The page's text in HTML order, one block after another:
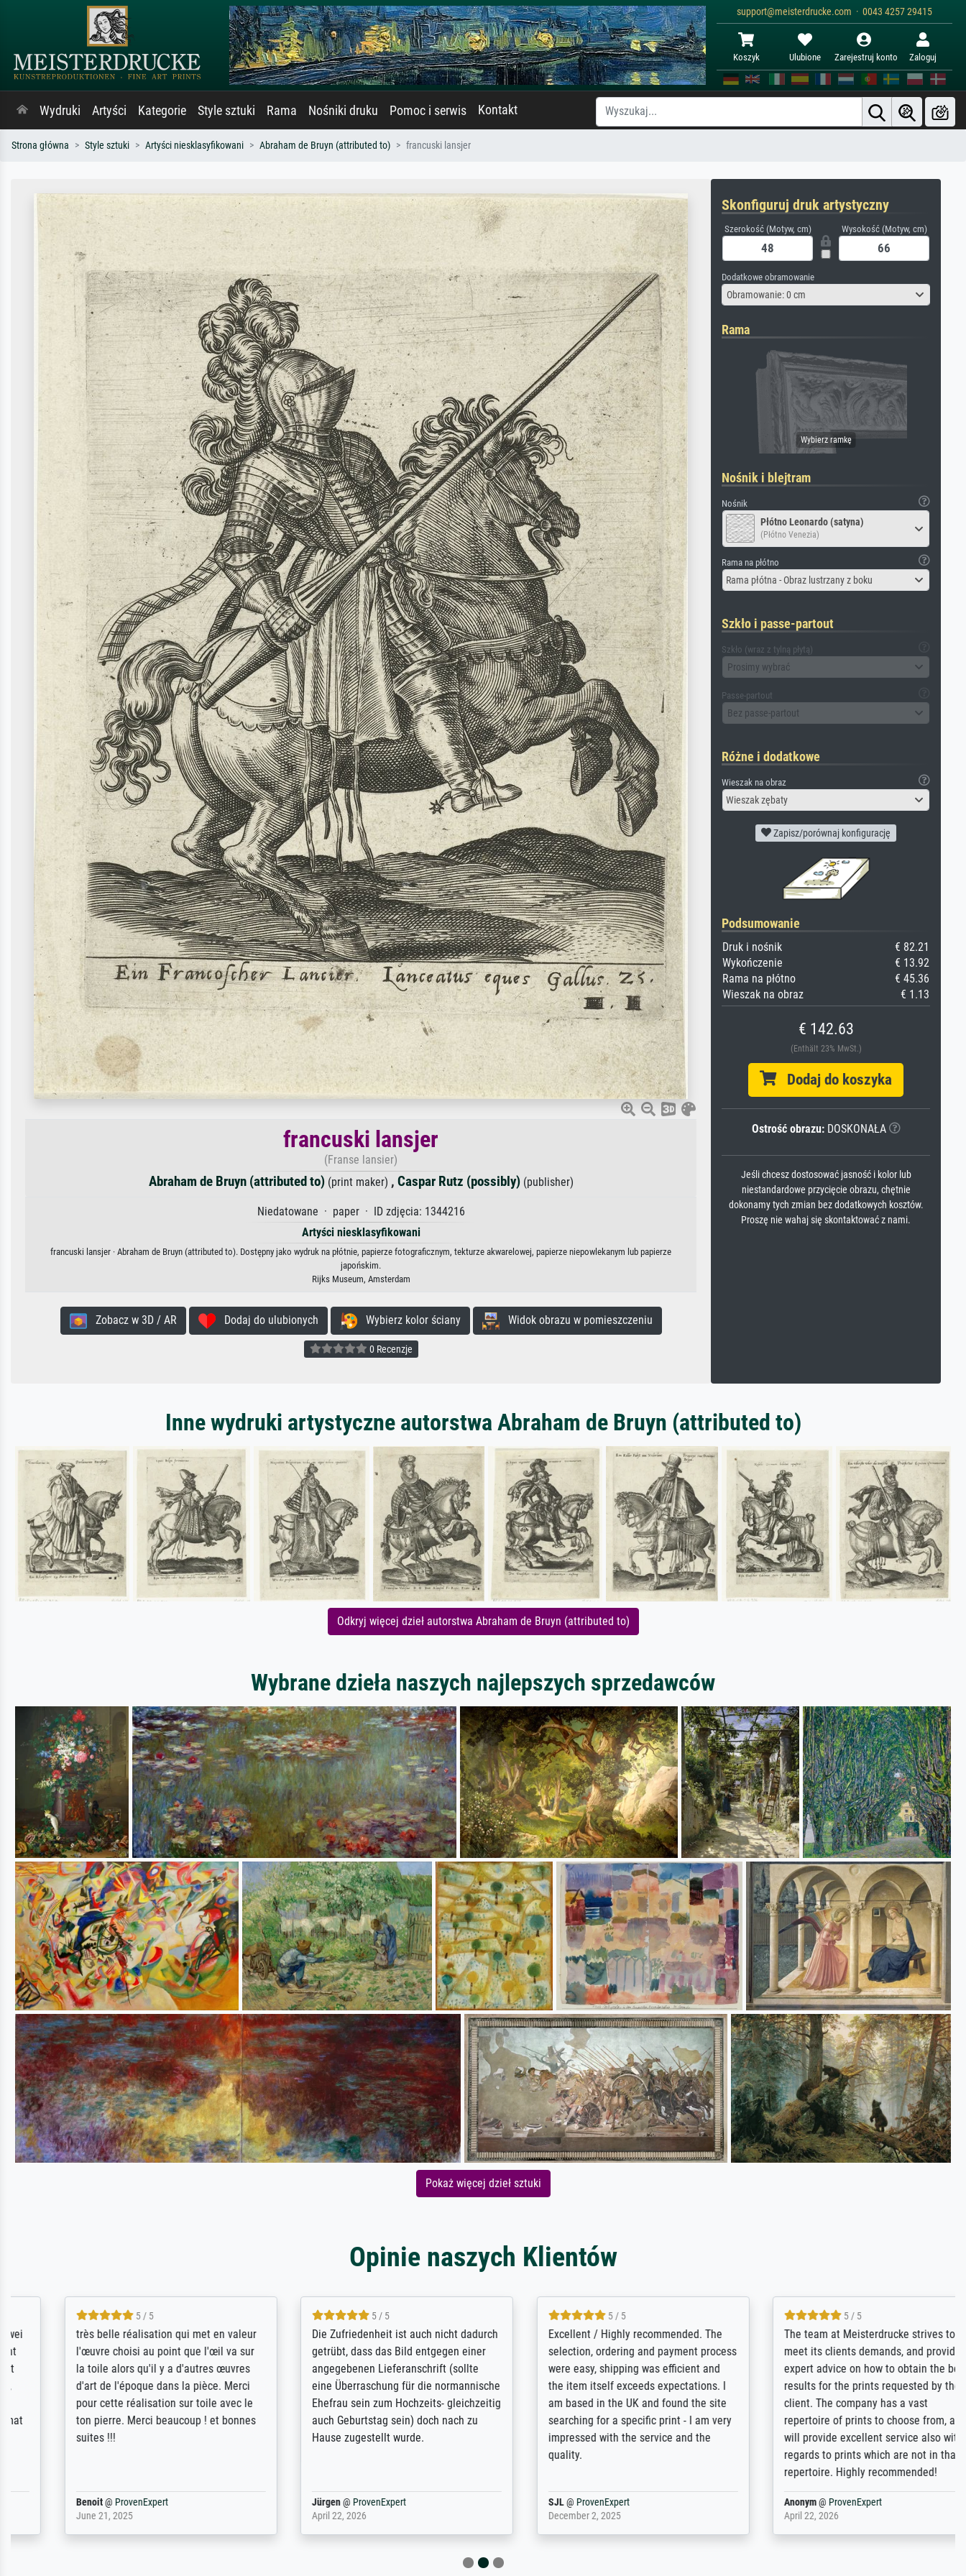
support@meisterdrucke.com · 0043 4257 29415
Koszyk Ulubione Zarejestruj konto Zaloguj
Wydruki Artyści Kategorie Style sztuki Rama Nośniki druku Pomoc i serwis Kontakt
Strona główna Style sztuki Artyści niesklasyfikowani Abraham de Bruyn (attributed to) francuski lansjer
francuski lansjer
(Franse lansier)
Abraham de Bruyn (attributed to)(print maker) , Caspar Rutz (possibly)(publisher)
Niedatowane · paper · ID zdjęcia: 1344216
Artyści niesklasyfikowani
francuski lansjer · Abraham de Bruyn (attributed to). Dostępny jako wydruk na płótnie, papierze fotograficznym, tekturze akwarelowej, papierze niepowlekanym lub papierze
japońskim.
Rijks Museum, Amsterdam
Zobacz w 3D / AR Dodaj do ulubionych Wybierz kolor ściany Widok obrazu w pomieszczeniu
0 Recenzje
Skonfiguruj druk artystyczny
Szerokość (Motyw, cm) Wysokość (Motyw, cm)
Dodatkowe obramowanie
Obramowanie: 0 cm
Rama
Nośnik i blejtram
Nośnik
Płótno Leonardo (satyna)
(Płótno Venezia)
Rama na płótno
Rama płótna - Obraz lustrzany z boku
Szkło i passe-partout
Szkło (wraz z tylną płytą)
Prosimy wybrać
Passe-partout
Bez passe-partout
Różne i dodatkowe
Wieszak na obraz
Wieszak zębaty
Zapisz/porównaj konfigurację
Podsumowanie
Druk i nośnik
€ 82.21
Wykończenie
€ 13.92
Rama na płótno
€ 45.36
Wieszak na obraz
€ 1.13
€ 142.63
(Enthält 23% MwSt.)
Dodaj do koszyka
Ostrość obrazu:DOSKONAŁA
Jeśli chcesz dostosować jasność i kolor lub
niestandardowe przycięcie obrazu, chętnie
dokonamy tych zmian bez dodatkowych kosztów.
Proszę nie wahaj się skontaktować z nami.
Inne wydruki artystyczne autorstwa Abraham de Bruyn (attributed to)
Odkryj więcej dzieł autorstwa Abraham de Bruyn (attributed to)
Wybrane dzieła naszych najlepszych sprzedawców
Pokaż więcej dzieł sztuki
Opinie naszych Klientów
5 / 5
Die Zufriedenheit ist auch nicht dadurch
getrübt, dass das Bild entgegen einer
angegebenen Lieferanschrift (sollte
eine Überraschung für die normannische
Ehefrau sein zum Hochzeits- gleichzeitig
auch Geburtstag sein) doch nach zu
Hause zugestellt wurde.
ProvenExpert
April 22, 2026
5 / 5
Excellent / Highly recommended. The
selection, ordering and payment process
were easy, shipping was efficient and
the item itself exceeds expectations. I
am based in the UK and found the site
searching for a specific print - I am very
impressed with the service and the
ProvenExpert
December 2, 2025
5 / 5
The team at Meisterdrucke strives to
meet its clients demands, and provides
expert advice on how to obtain the best
results for the prints requested by the
client. The company has a vast
repertoire of prints to choose from, and
will provide excellent service also with
regards to prints which are not in that
@ProvenExpert
April 22, 2026
5 / 5
eine große Auswahl an Bildern und
deren Reproduktionsmöglichkeiten;
wurde sehr gut durch die einzelnen
Bestellkriterien geführt, verständliche
Erklärungen, z.B. mit Bilddarstellungen,
werde auf jeden Fall meine guten
Erfahrungen weitergeben.
@ProvenExpert
May 13, 2026